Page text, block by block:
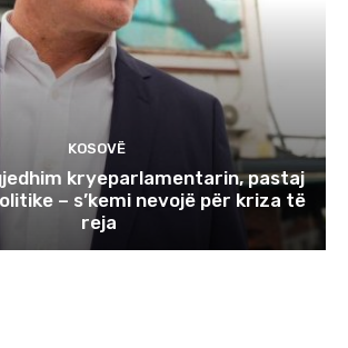
KOSOVË
kryeparlamentarin, pastaj
– s’kemi nevojë për kriza të
reja